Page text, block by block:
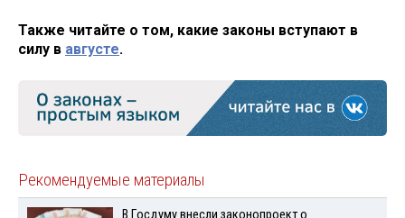
Также читайте о том, какие законы вступают в
силу в августе.
Рекомендуемые материалы